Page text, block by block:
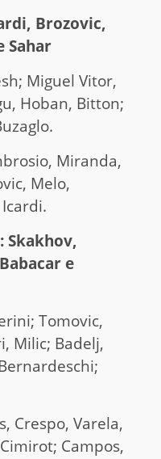
Brozovic,
Sahar
Miguel Vitor,
Hoban, Bitton;
Miranda,
Melo,
Skakhov,
e
Tomovic,
Milic; Badelj,
Crespo, Varela,
Campos,